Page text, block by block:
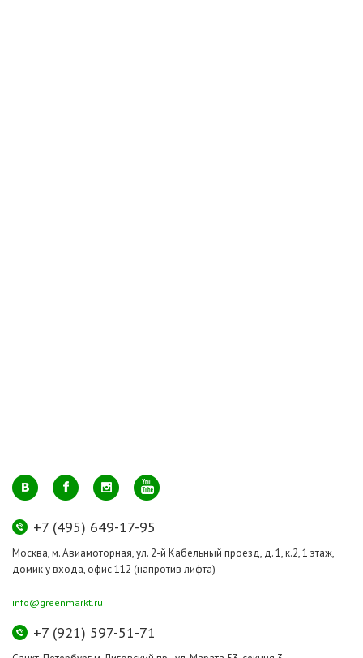
+7 (495) 649-17-95
Москва, м. Авиамоторная, ул. 2-й Кабельный проезд, д. 1, к.2, 1 этаж,
домик у входа, офис 112 (напротив лифта)
info@greenmarkt.ru
+7 (921) 597-51-71